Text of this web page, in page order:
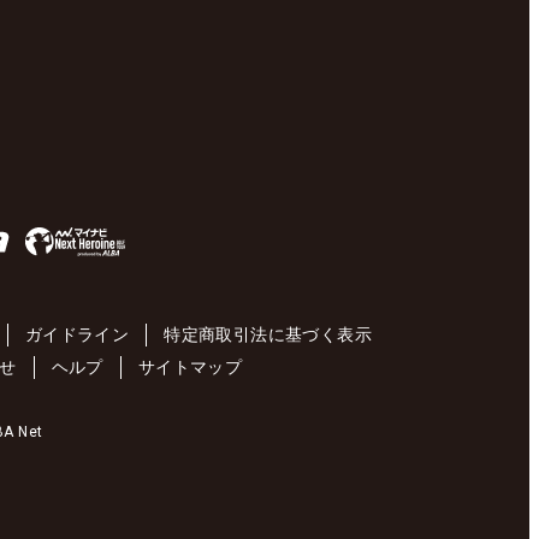
ガイドライン
特定商取引法に基づく表示
ヘルプ サイトマップ
Net